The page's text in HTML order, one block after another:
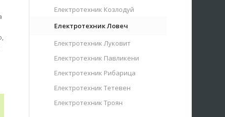
Електротехник Козлодуй
Електротехник Ловеч
Електротехник Луковит
Електротехник Павликени
Електротехник Рибарица
Електротехник Тетевен
Електротехник Троян